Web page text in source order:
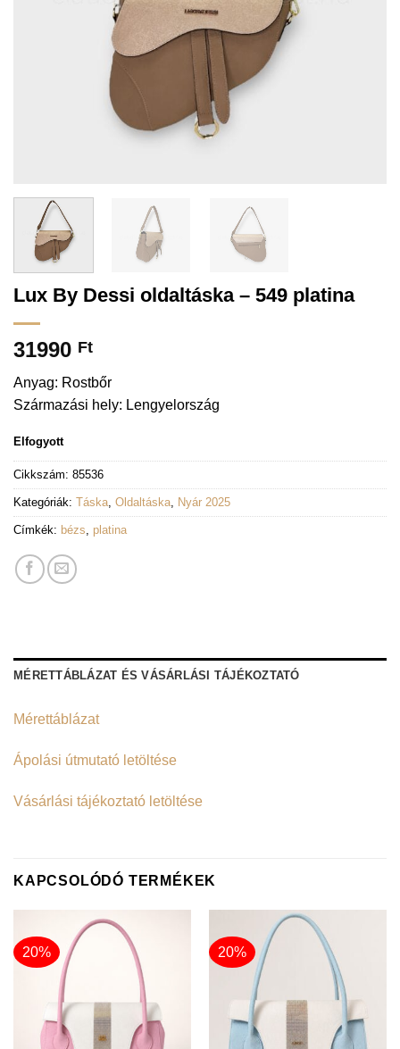
Lux By Dessi oldaltáska – 549 platina
31990 Ft
Anyag: Rostbőr
Származási hely: Lengyelország
Elfogyott
Cikkszám: 85536
Kategóriák: Táska Oldaltáska Nyár 2025
Címkék: bézs platina
MÉRETTÁBLÁZAT ÉS VÁSÁRLÁSI TÁJÉKOZTATÓ
Mérettáblázat
Ápolási útmutató letöltése
Vásárlási tájékoztató letöltése
KAPCSOLÓDÓ TERMÉKEK
20% 20%